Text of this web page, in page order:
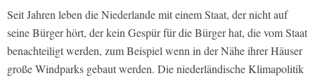
Seit Jahren leben die Niederlande mit einem Staat, der nicht auf
seine Bürger hört, der kein Gespür für die Bürger hat, die vom Staat
benachteiligt werden, zum Beispiel wenn in der Nähe ihrer Häuser
große Windparks gebaut werden. Die niederländische Klimapolitik